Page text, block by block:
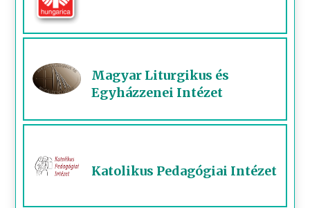
Magyar Liturgikus és
Egyházzenei Intézet
Katolikus Pedagógiai Intézet